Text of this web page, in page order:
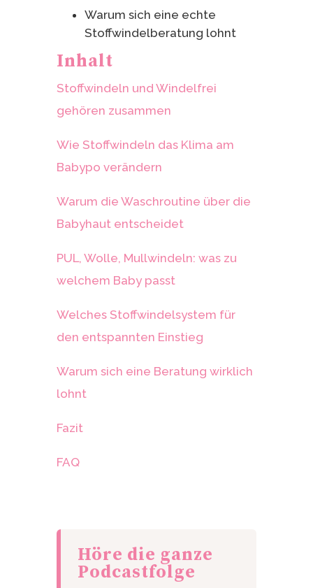
Warum sich eine echte
Stoffwindelberatung lohnt
Inhalt
Stoffwindeln und Windelfrei
gehören zusammen
Wie Stoffwindeln das Klima am
Babypo verändern
Warum die Waschroutine über die
Babyhaut entscheidet
PUL, Wolle, Mullwindeln: was zu
welchem Baby passt
Welches Stoffwindelsystem für
den entspannten Einstieg
Warum sich eine Beratung wirklich
lohnt
Fazit
FAQ
Höre die ganze
Podcastfolge